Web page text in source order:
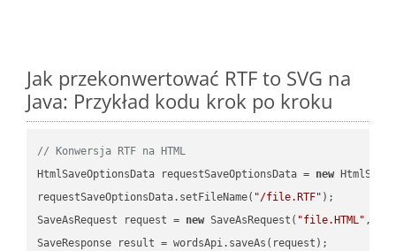
Jak przekonwertować RTF to SVG na
Java: Przykład kodu krok po kroku
// Konwersja RTF na HTML
HtmlSaveOptionsData requestSaveOptionsData = new
requestSaveOptionsData.setFileName( "/file.RTF" );
SaveAsRequest request = new SaveAsRequest( "file.HTML"
SaveResponse result = wordsApi.saveAs(request);